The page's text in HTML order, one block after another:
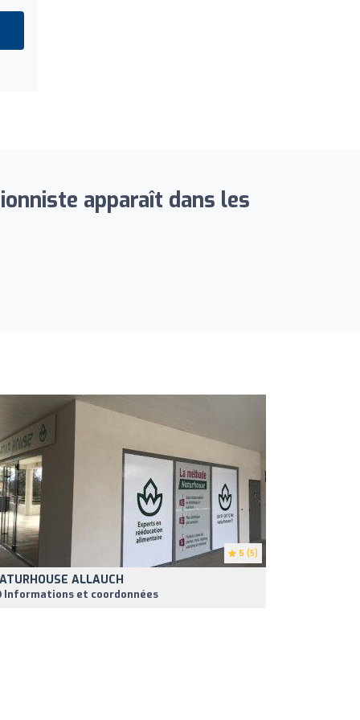
apparaît dans les
5 (5)
ALLAUCH
Informations et coordonnées